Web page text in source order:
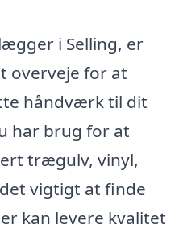
i Selling, er
overveje for at
håndværk til dit
har brug for at
trægulv, vinyl,
vigtigt at finde
kan levere kvalitet